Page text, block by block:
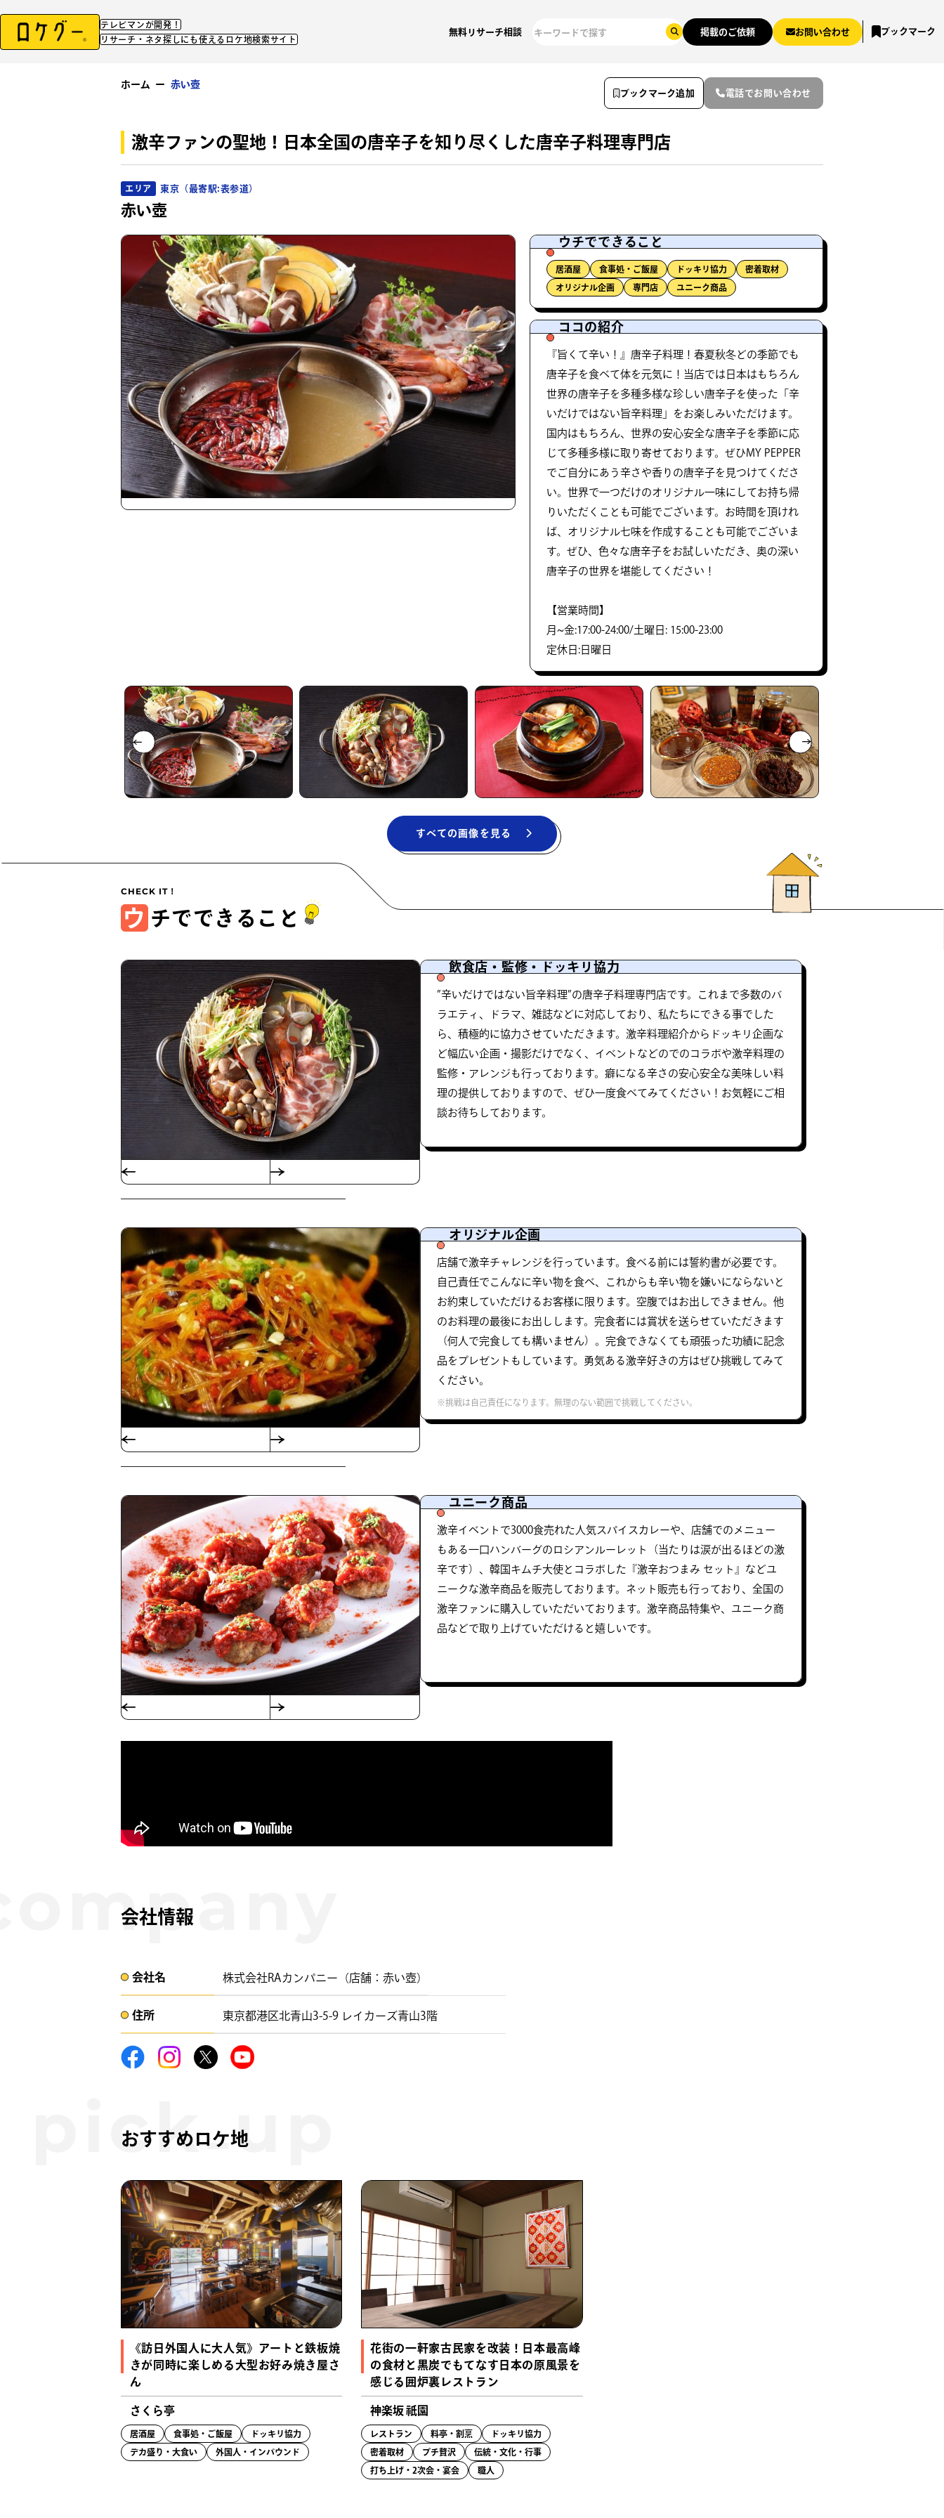
テレビマンが開発！
リサーチ・ネタ探しにも使えるロケ地検索サイト
無料リサーチ相談 掲載のご依頼 お問い合わせ ブックマーク
ホーム ー 赤い壺
激辛ファンの聖地！日本全国の唐辛子を知り尽くした唐辛子料理専門店
エリア 東京（最寄駅:表参道）
赤い壺
ウチでできること
居酒屋 食事処・ご飯屋 ドッキリ協力 密着取材
オリジナル企画 専門店 ユニーク商品
ココの紹介
『旨くて辛い！』唐辛子料理！春夏秋冬どの季節でも
唐辛子を食べて体を元気に！当店では日本はもちろん
世界の唐辛子を多種多様な珍しい唐辛子を使った「辛
いだけではない旨辛料理」をお楽しみいただけます。
国内はもちろん、世界の安心安全な唐辛子を季節に応
じて多種多様に取り寄せております。ぜひMY PEPPER
でご自分にあう辛さや香りの唐辛子を見つけてくださ
い。世界で一つだけのオリジナル一味にしてお持ち帰
りいただくことも可能でございます。お時間を頂けれ
ば、オリジナル七味を作成することも可能でございま
す。ぜひ、色々な唐辛子をお試しいただき、奥の深い
唐辛子の世界を堪能してください！
【営業時間】
月~金:17:00-24:00/土曜日: 15:00-23:00
定休日:日曜日
すべての画像を見る
ウ チでできること
飲食店・監修・ドッキリ協力
”辛いだけではない旨辛料理”の唐辛子料理専門店です。これまで多数のバ
ラエティ、ドラマ、雑誌などに対応しており、私たちにできる事でした
ら、積極的に協力させていただきます。激辛料理紹介からドッキリ企画な
ど幅広い企画・撮影だけでなく、イベントなどのでのコラボや激辛料理の
監修・アレンジも行っております。癖になる辛さの安心安全な美味しい料
理の提供しておりますので、ぜひ一度食べてみてください！お気軽にご相
談お待ちしております。
オリジナル企画
店舗で激辛チャレンジを行っています。食べる前には誓約書が必要です。
自己責任でこんなに辛い物を食べ、これからも辛い物を嫌いにならないと
お約束していただけるお客様に限ります。空腹ではお出しできません。他
のお料理の最後にお出しします。完食者には賞状を送らせていただきます
（何人で完食しても構いません）。完食できなくても頑張った功績に記念
品をプレゼントもしています。勇気ある激辛好きの方はぜひ挑戦してみて
ください。
※挑戦は自己責任になります。無理のない範囲で挑戦してください。
ユニーク商品
激辛イベントで3000食売れた人気スパイスカレーや、店舗でのメニュー
もある一口ハンバーグのロシアンルーレット（当たりは涙が出るほどの激
辛です）、韓国キムチ大使とコラボした『激辛おつまみ セット』などユ
ニークな激辛商品を販売しております。ネット販売も行っており、全国の
激辛ファンに購入していただいております。激辛商品特集や、ユニーク商
品などで取り上げていただけると嬉しいです。
会社情報
会社名​ 株式会社RAカンパニー（店舗：赤い壺）
住所​​ 東京都港区北青山3-5-9 レイカーズ青山3階 ​
おすすめロケ地
《訪日外国人に大人気》アートと鉄板焼
きが同時に楽しめる大型お好み焼き屋さ
ん
さくら亭
居酒屋 食事処・ご飯屋 ドッキリ協力
デカ盛り・大食い 外国人・インバウンド
花街の一軒家古民家を改装！日本最高峰
の食材と黒炭でもてなす日本の原風景を
感じる囲炉裏レストラン
神楽坂 祇園
レストラン 料亭・割烹 ドッキリ協力
密着取材 プチ贅沢 伝統・文化・行事
打ち上げ・2次会・宴会 職人
ブックマーク追加 電話でお問い合わせ